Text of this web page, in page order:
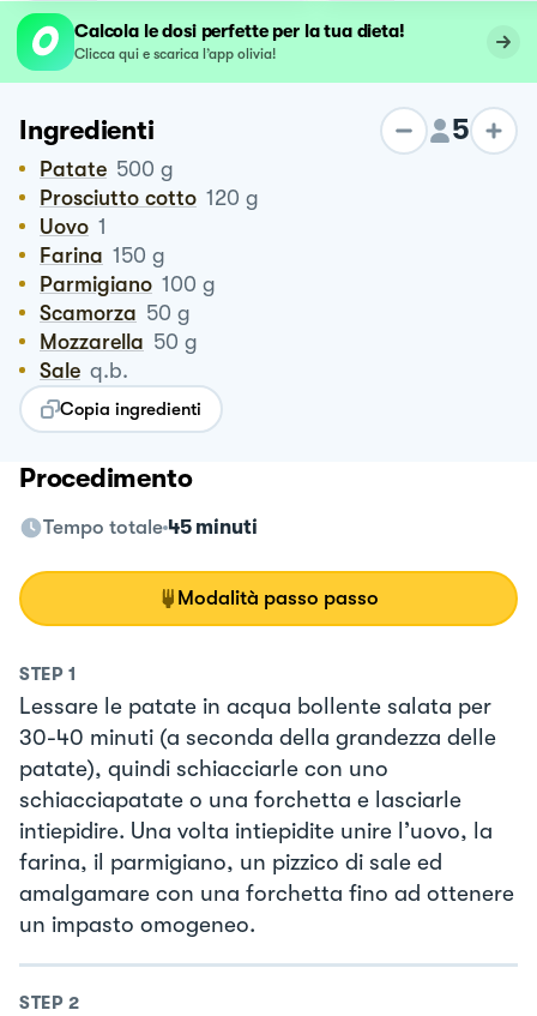
Calcola le dosi perfette per la tua dieta!
Clicca qui e scarica l’app olivia!
Ingredienti 5
Patate 500 g
Prosciutto cotto 120 g
Uovo 1
Farina 150 g
Parmigiano 100 g
Scamorza 50 g
Mozzarella 50 g
Sale q.b.
Copia ingredienti
Procedimento
Tempo totale 45 minuti
Modalità passo passo
STEP 1
Lessare le patate in acqua bollente salata per
30-40 minuti (a seconda della grandezza delle
patate), quindi schiacciarle con uno
schiacciapatate o una forchetta e lasciarle
intiepidire. Una volta intiepidite unire l’uovo, la
farina, il parmigiano, un pizzico di sale ed
amalgamare con una forchetta fino ad ottenere
un impasto omogeneo.
STEP 2